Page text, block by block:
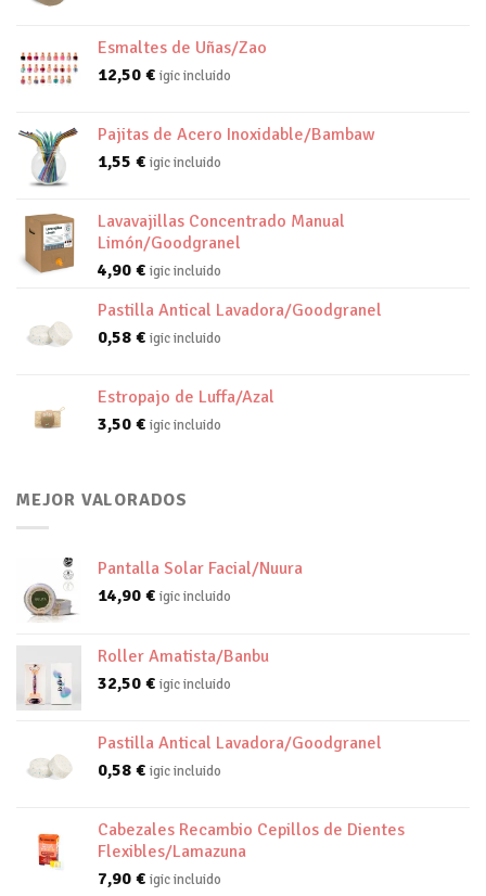
Esmaltes de Uñas/Zao
12,50 € igic incluido
Pajitas de Acero Inoxidable/Bambaw
1,55 € igic incluido
Lavavajillas Concentrado Manual
Limón/Goodgranel
4,90 € igic incluido
Pastilla Antical Lavadora/Goodgranel
0,58 € igic incluido
Estropajo de Luffa/Azal
3,50 € igic incluido
MEJOR VALORADOS
Pantalla Solar Facial/Nuura
14,90 € igic incluido
Roller Amatista/Banbu
32,50 € igic incluido
Pastilla Antical Lavadora/Goodgranel
0,58 € igic incluido
Cabezales Recambio Cepillos de Dientes
Flexibles/Lamazuna
7,90 € igic incluido